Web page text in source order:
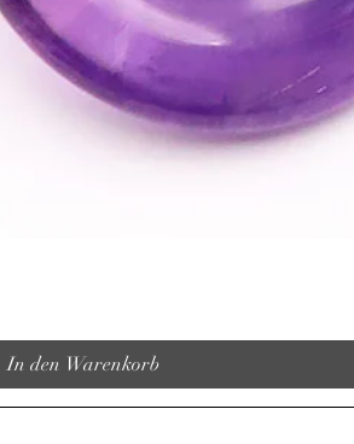
In den Warenkorb